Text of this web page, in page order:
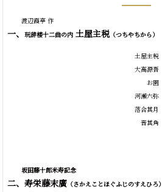
渡辺霞亭 作
一、 玩辞楼十二曲の内土屋主税（つちやちから）
土屋主税
大高源吾
お園
河瀬六弥
落合其月
晋其角
坂田藤十郎米寿記念
二、寿栄藤末廣（さかえことほぐふじのすえひろ）